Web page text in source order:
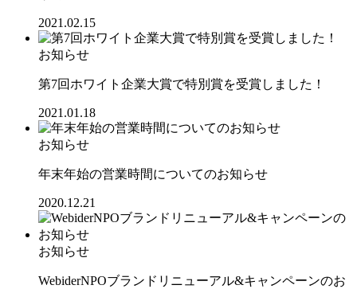
2021.02.15
お知らせ
第7回ホワイト企業大賞で特別賞を受賞しました！
2021.01.18
お知らせ
年末年始の営業時間についてのお知らせ
2020.12.21
お知らせ
WebiderNPOブランドリニューアル&キャンペーンのお